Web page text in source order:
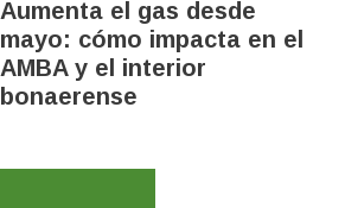
Aumenta el gas desde
mayo: cómo impacta en el
AMBA y el interior
bonaerense